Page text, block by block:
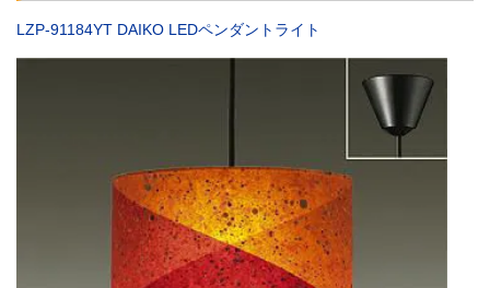
LZP-91184YT DAIKO LEDペンダントライト